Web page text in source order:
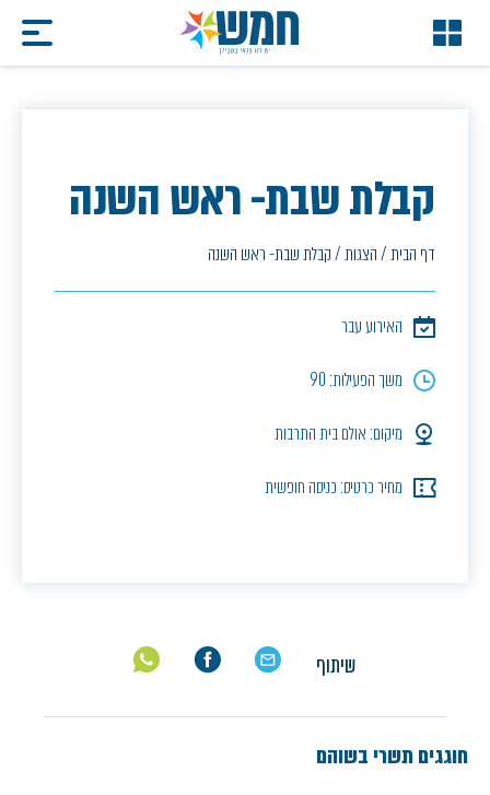
קבלת שבת- ראש השנה
דף הבית/הצגות/קבלת שבת- ראש השנה
האירוע עבר
משך הפעילות: 90
מיקום: אולם בית התרבות
מחיר כרטיס: כניסה חופשית
שיתוף
חוגגים תשרי בשוהם